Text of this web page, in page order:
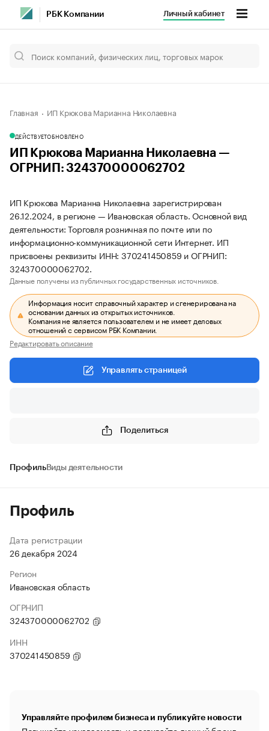
РБК Компании Личный кабинет
Главная ИП Крюкова Марианна Николаевна
ДЕЙСТВУЕТОБНОВЛЕНО
ИП Крюкова Марианна Николаевна —
ОГРНИП: 324370000062702
ИП Крюкова Марианна Николаевна зарегистрирован
26.12.2024, в регионе — Ивановская область. Основной вид
деятельности: Торговля розничная по почте или по
информационно-коммуникационной сети Интернет. ИП
присвоены реквизиты ИНН: 370241450859 и ОГРНИП:
324370000062702.
Данные получены из публичных государственных источников.
Информация носит справочный характер и сгенерирована на
основании данных из открытых источников.
Компания не является пользователем и не имеет деловых
отношений с сервисом РБК Компании.
Редактировать описание
Управлять страницей
Поделиться
ПрофильВиды деятельности
Профиль
Дата регистрации
26 декабря 2024
Регион
Ивановская область
ОГРНИП
324370000062702
ИНН
370241450859
Управляйте профилем бизнеса и публикуйте новости